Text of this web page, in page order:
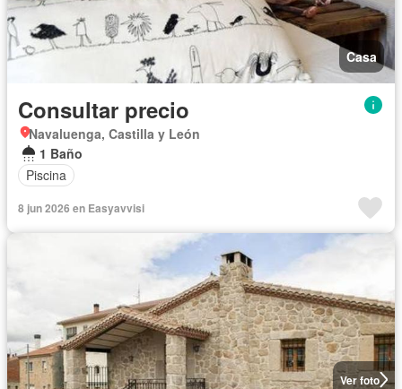
Casa
Consultar precio
Navaluenga, Castilla y León
1 Baño
Piscina
8 jun 2026 en Easyavvisi
Ver foto